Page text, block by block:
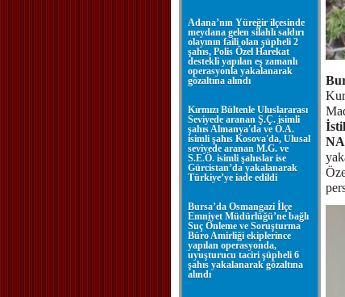
Adana’nın Yüreğir ilçesinde
meydana gelen silahlı saldırı
olayının faili olan şüpheli 2
şahıs, Polis Özel Harekat
destekli yapılan eş zamanlı
operasyonla yakalanarak
gözaltına alındı
Kırmızı Bültenle Uluslararası
Seviyede aranan Ş.Ç. isimli
şahıs Almanya'da ve Ö.A.
isimli şahıs Kosova'da, Ulusal
seviyede aranan M.G. ve
S.E.Ö. isimli şahıslar ise
Gürcistan’da yakalanarak
Türkiye’ye iade edildi
Bursa’da Osmangazi İlçe
Emniyet Müdürlüğü’ne bağlı
Suç Önleme ve Soruşturma
Büro Amirliği ekiplerince
yapılan operasyonda,
uyuşturucu taciri şüpheli 6
şahıs yakalanarak gözaltına
alındı